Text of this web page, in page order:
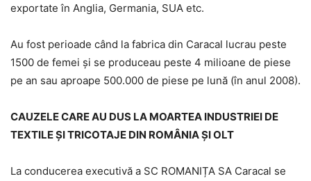
exportate în Anglia, Germania, SUA etc.
Au fost perioade când la fabrica din Caracal lucrau peste
1500 de femei și se produceau peste 4 milioane de piese
pe an sau aproape 500.000 de piese pe lună (în anul 2008).
CAUZELE CARE AU DUS LA MOARTEA INDUSTRIEI DE
TEXTILE ȘI TRICOTAJE DIN ROMÂNIA ȘI OLT
La conducerea executivă a SC ROMANIȚA SA Caracal se